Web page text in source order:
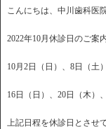
こんにちは、中川歯科医
2022年10月休診日のご案
10月2日（日）、8日（土
16日（日）、20日（木）
上記日程を休診日とさせ